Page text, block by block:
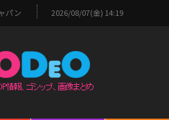
パン 2026/08/07(金) 14:19